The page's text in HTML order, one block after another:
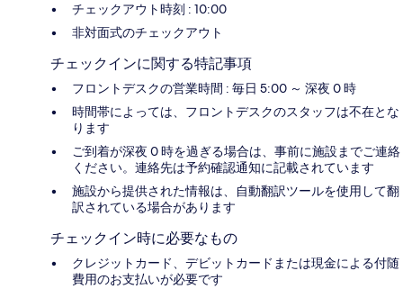
チェックアウト時刻 : 10:00
非対面式のチェックアウト
チェックインに関する特記事項
フロントデスクの営業時間 : 毎日 5:00 ～ 深夜 0 時
時間帯によっては、フロントデスクのスタッフは不在とな
ります
ご到着が深夜 0 時を過ぎる場合は、事前に施設までご連絡
ください。連絡先は予約確認通知に記載されています
施設から提供された情報は、自動翻訳ツールを使用して翻
訳されている場合があります
チェックイン時に必要なもの
クレジットカード、デビットカードまたは現金による付随
費用のお支払いが必要です